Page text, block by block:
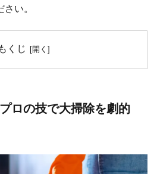
い。
もくじ
ロの技で大掃除を劇的